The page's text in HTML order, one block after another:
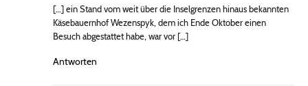
[…] ein Stand vom weit über die Inselgrenzen hinaus bekannten
Käsebauernhof Wezenspyk, dem ich Ende Oktober einen
Besuch abgestattet habe, war vor […]
Antworten